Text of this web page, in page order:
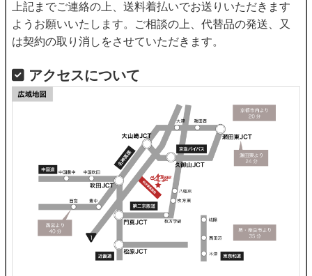
上記までご連絡の上、送料着払いでお送りいただきます
ようお願いいたします。ご相談の上、代替品の発送、又
は契約の取り消しをさせていただきます。
アクセスについて